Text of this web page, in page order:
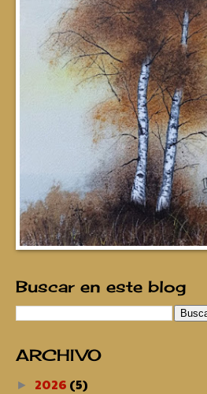
Buscar en este blog
ARCHIVO
► 2026 (5)